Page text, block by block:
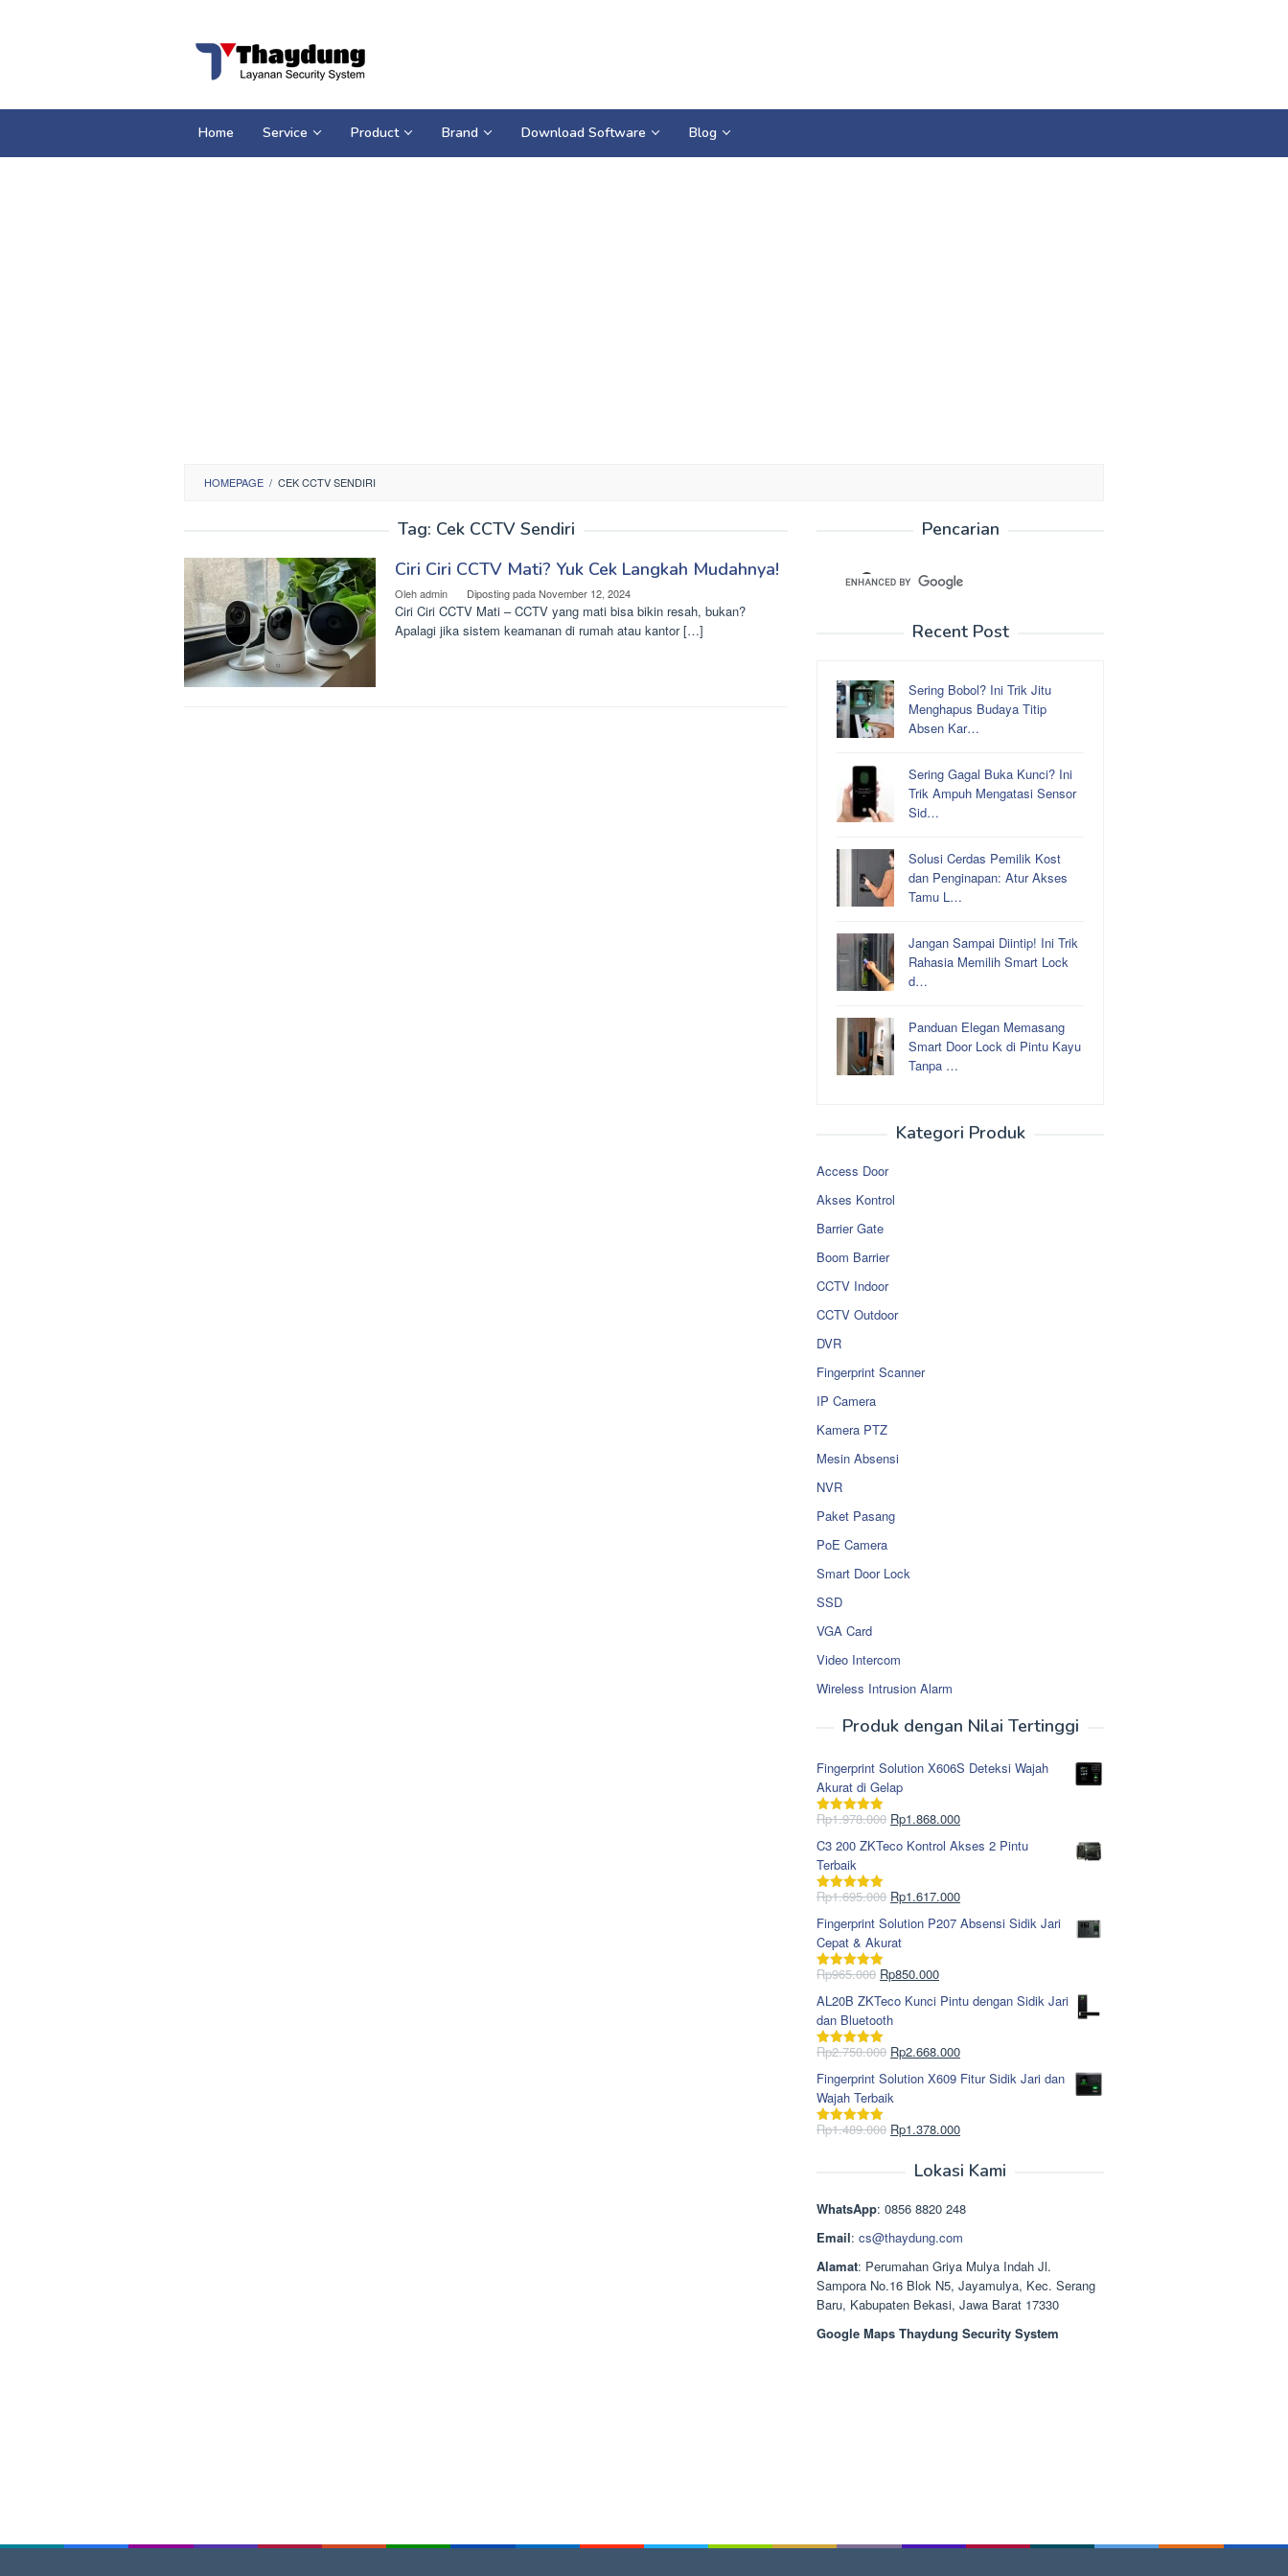
Home Service Product Brand Download Software Blog
HOMEPAGE / CEK CCTV SENDIRI
Tag: Cek CCTV Sendiri
Ciri Ciri CCTV Mati? Yuk Cek Langkah Mudahnya!
Olehadmin Diposting padaNovember 12, 2024
Ciri Ciri CCTV Mati – CCTV yang mati bisa bikin resah, bukan?
Apalagi jika sistem keamanan di rumah atau kantor […]
Pencarian
Recent Post
Sering Bobol? Ini Trik Jitu
Menghapus Budaya Titip
Absen Kar…
Sering Gagal Buka Kunci? Ini
Trik Ampuh Mengatasi Sensor
Sid…
Solusi Cerdas Pemilik Kost
dan Penginapan: Atur Akses
Tamu L…
Jangan Sampai Diintip! Ini Trik
Rahasia Memilih Smart Lock
d…
Panduan Elegan Memasang
Smart Door Lock di Pintu Kayu
Tanpa …
Kategori Produk
Access Door
Akses Kontrol
Barrier Gate
Boom Barrier
CCTV Indoor
CCTV Outdoor
DVR
Fingerprint Scanner
IP Camera
Kamera PTZ
Mesin Absensi
NVR
Paket Pasang
PoE Camera
Smart Door Lock
SSD
VGA Card
Video Intercom
Wireless Intrusion Alarm
Produk dengan Nilai Tertinggi
Fingerprint Solution X606S Deteksi Wajah
Akurat di Gelap
Dinilai5.00
Rp1.978.000 Harga
aslinya
adalah:
Rp1.868.000Harga
saat
ini
Rp1.868.000.
C3 200 ZKTeco Kontrol Akses 2 Pintu
Terbaik
Dinilai5.00
Rp1.695.000 Harga
aslinya
adalah:
Rp1.695.000.
Rp1.617.000Harga
saat
ini
Fingerprint Solution P207 Absensi Sidik Jari
Cepat & Akurat
Dinilai5.00
Rp965.000 Harga
aslinya
adalah:
Rp965.000.
Rp850.000Harga
saat
ini
Rp850.000.
AL20B ZKTeco Kunci Pintu dengan Sidik Jari
dan Bluetooth
Dinilai5.00
Rp2.750.000 Harga
aslinya
adalah:
Rp2.750.000.
Rp2.668.000Harga
saat
ini
Rp2.668.000.
Fingerprint Solution X609 Fitur Sidik Jari dan
Wajah Terbaik
Dinilai5.00
Rp1.489.000 Harga
adalah:
Rp1.378.000Harga
ini
Rp1.378.000.
Lokasi Kami
WhatsApp: 0856 8820 248
Email: cs@thaydung.com
Alamat: Perumahan Griya Mulya Indah Jl.
Sampora No.16 Blok N5, Jayamulya, Kec. Serang
Baru, Kabupaten Bekasi, Jawa Barat 17330
Google Maps Thaydung Security System